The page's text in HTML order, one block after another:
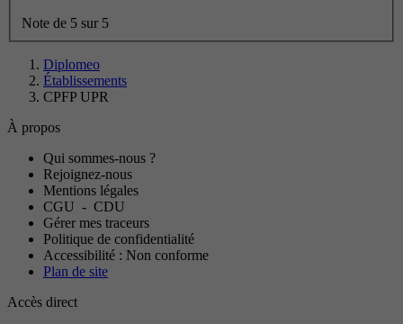
Note de 5 sur 5
Diplomeo
Établissements
CPFP UPR
À propos
Qui sommes-nous ?
Rejoignez-nous
Mentions légales
CGU - CDU
Gérer mes traceurs
Politique de confidentialité
Accessibilité : Non conforme
Plan de site
Accès direct